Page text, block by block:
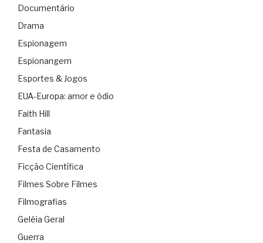
Documentário
Drama
Espionagem
Espionangem
Esportes & Jogos
EUA-Europa: amor e ódio
Faith Hill
Fantasia
Festa de Casamento
Ficção Científica
Filmes Sobre Filmes
Filmografias
Geléia Geral
Guerra